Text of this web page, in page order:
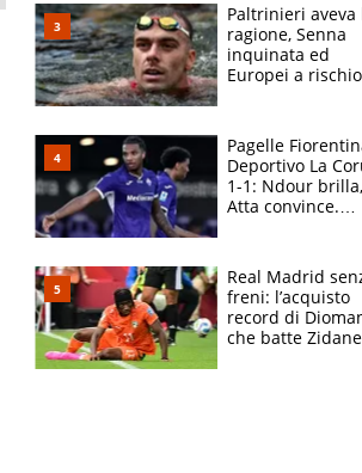
Paltrinieri aveva
ragione, Senna
inquinata ed
Europei a
adesso
Pagelle
Deportivo La
1-1: Ndour brilla,
Atta convince.
Real Madrid
freni: l’acquisto
record di
che batte